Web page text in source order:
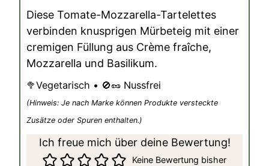
Diese Tomate-Mozzarella-Tartelettes
verbinden knusprigen Mürbeteig mit einer
cremigen Füllung aus Crème fraîche,
Mozzarella und Basilikum.
🥦Vegetarisch • 🚫🥜 Nussfrei
(Hinweis: Je nach Marke können Produkte versteckte
Zusätze oder Spuren enthalten.)
Ich freue mich über deine Bewertung!
Keine Bewertung bisher